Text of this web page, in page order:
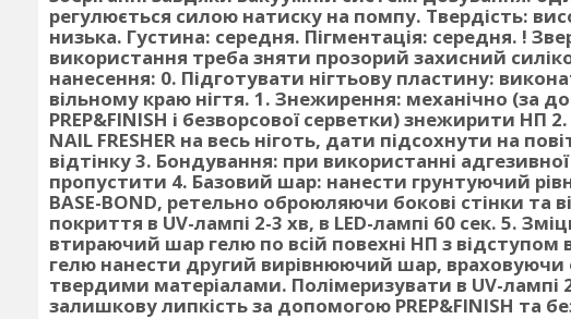
регулюється силою натиску на помпу. Твердість:
низька. Густина: середня. Пігментація: середня. !
використання треба зняти прозорий захисний
нанесення: 0. Підготувати нігтьову пластину:
вільному краю нігтя. 1. Знежирення: механічно (за
PREP&FINISH і безворсової серветки) знежирити НП
NAIL FRESHER на весь ніготь, дати підсохнути на
відтінку3. Бондування: при використанні
пропустити 4. Базовий шар: нанести грунтуючий
BASE-BOND, ретельно оброюляючи бокові стінки та
покриття в UV-лампі 2-3 хв, в LED-лампі 60 сек. 5.
втираючий шар гелю по всій повехні НП з
гелю нанести другий вирівнюючий шар,
твердими матеріалами. Полімеризувати в UV-лампі
залишкову липкість за допомогою PREP&FINISH та